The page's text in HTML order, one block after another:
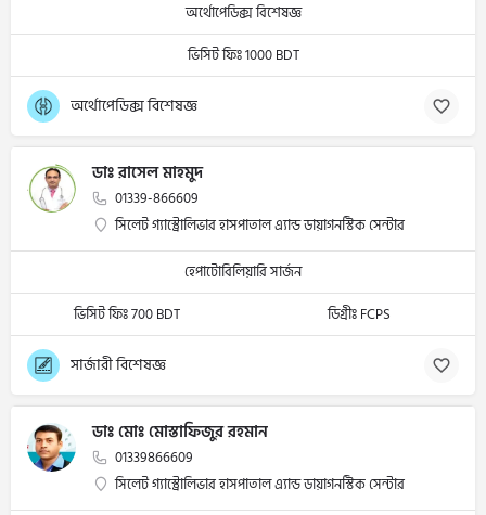
অর্থোপেডিক্স বিশেষজ্ঞ
ভিসিট ফিঃ 1000 BDT
অর্থোপেডিক্স বিশেষজ্ঞ
ডাঃ রাসেল মাহমুদ
01339-866609
সিলেট গ্যাস্ট্রোলিভার হাসপাতাল এ্যান্ড ডায়াগনস্টিক সেন্টার
হেপাটোবিলিয়ারি সার্জন
ভিসিট ফিঃ 700 BDT
ডিগ্রীঃ FCPS
সার্জারী বিশেষজ্ঞ
ডাঃ মোঃ মোস্তাফিজুর রহমান
01339866609
সিলেট গ্যাস্ট্রোলিভার হাসপাতাল এ্যান্ড ডায়াগনস্টিক সেন্টার